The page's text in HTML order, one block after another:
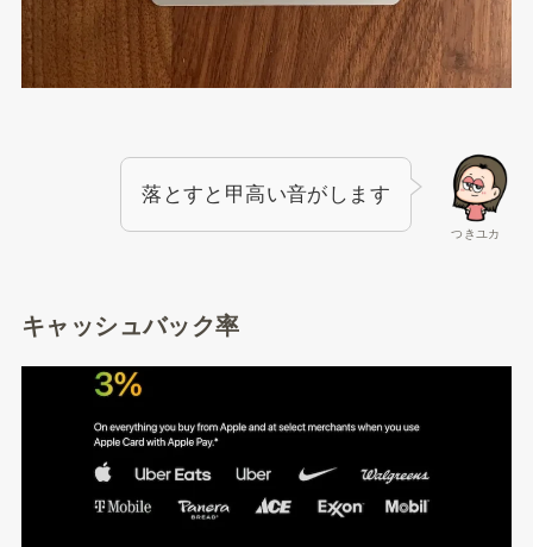
つきユカ
落とすと甲高い音がします
キャッシュバック率